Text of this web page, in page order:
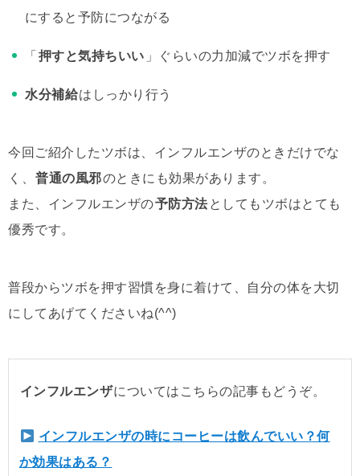
にすると予防につながる
「 押すと気持ちいい 」ぐらいの力加減でツボを押す
水分補給はしっかり行う
今回ご紹介したツボは、インフルエンザのときだけでな
く、 普通の風邪のときにも効果があります。
また、インフルエンザの予防方法 としてもツボはとても
優秀です。
普段からツボを押す習慣を身に着けて、自分の体を大切
にしてあげてくださいね(^^)
インフルエンザについてはこちらの記事もどうぞ。
インフルエンザの時にコーヒーは飲んでいい？何
か効果はある？